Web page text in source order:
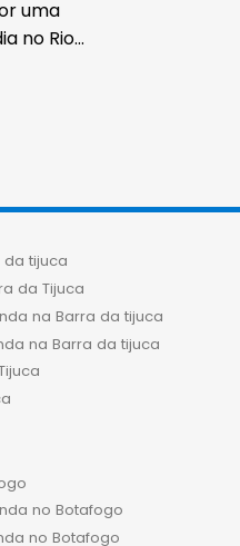
uma
no Rio
mais
à
à
de
para ver
do
que
tijuca
da Tijuca
na Barra da tijuca
na Barra da tijuca
no Botafogo
no Botafogo